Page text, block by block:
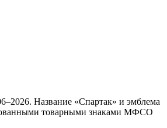
Название «Спартак» и эмблема
товарными знаками МФСО